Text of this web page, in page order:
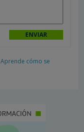
Aprende cómo se